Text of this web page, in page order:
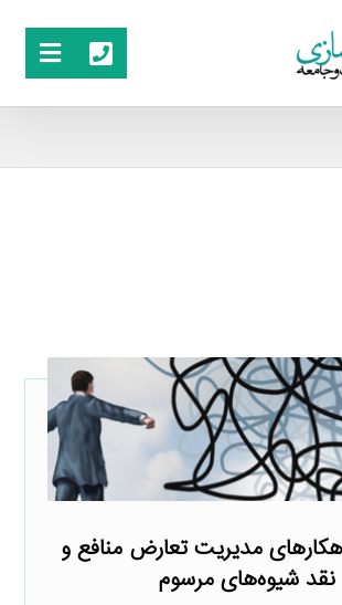
مدیریت تعارض منافع و
نقد شیوه‌های مرسوم